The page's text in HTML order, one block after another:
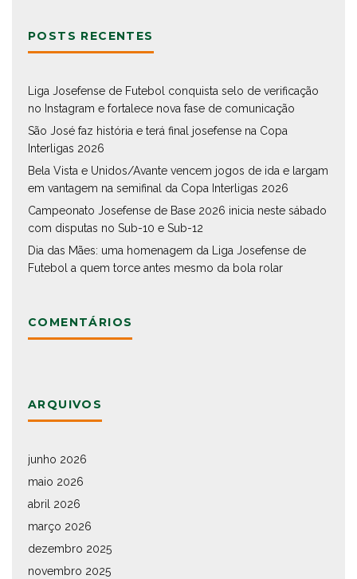
POSTS RECENTES
Liga Josefense de Futebol conquista selo de verificação
no Instagram e fortalece nova fase de comunicação
São José faz história e terá final josefense na Copa
Interligas 2026
Bela Vista e Unidos/Avante vencem jogos de ida e largam
em vantagem na semifinal da Copa Interligas 2026
Campeonato Josefense de Base 2026 inicia neste sábado
com disputas no Sub-10 e Sub-12
Dia das Mães: uma homenagem da Liga Josefense de
Futebol a quem torce antes mesmo da bola rolar
COMENTÁRIOS
ARQUIVOS
junho 2026
maio 2026
abril 2026
março 2026
dezembro 2025
novembro 2025